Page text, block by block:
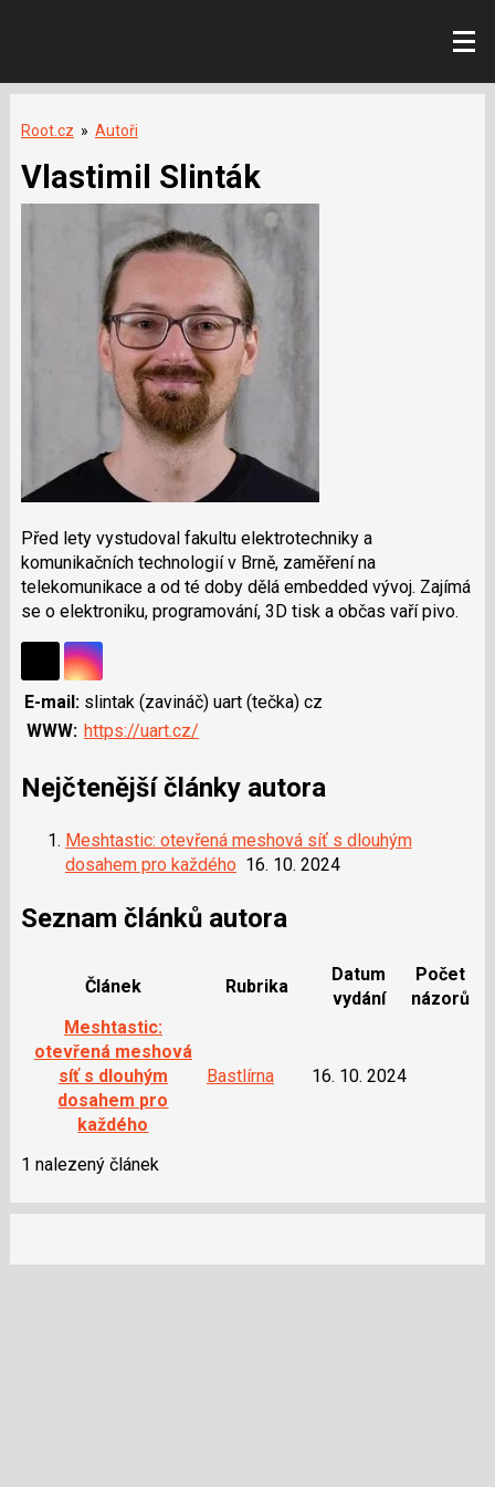
Root.cz » Autoři
Vlastimil Slinták
Před lety vystudoval fakultu elektrotechniky a
komunikačních technologií v Brně, zaměření na
telekomunikace a od té doby dělá embedded vývoj. Zajímá
se o elektroniku, programování, 3D tisk a občas vaří pivo.
Sdílejte
na
síti
Sdílejte
na
Instagramu
E-mail: slintak (zavináč) uart (tečka) cz
WWW: https://uart.cz/
Nejčtenější články autora
Meshtastic: otevřená meshová síť s dlouhým
dosahem pro každého 16. 10. 2024
Seznam článků autora
Článek Rubrika
Datum
vydání
Počet
názorů
Meshtastic:
otevřená meshová
síť s dlouhým
dosahem pro
každého
Bastlírna 16. 10. 2024
1 nalezený článek